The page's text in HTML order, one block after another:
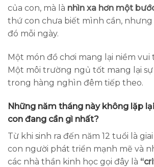
của con, mà là nhìn xa hơn một
thứ con chưa biết mình cần,
đó mỗi ngày.
Một món đồ chơi mang lại niềm vui
Một môi trường ngủ tốt mang lại
trong hàng nghìn đêm tiếp theo.
Những năm tháng này không lặp
con đang cần gì nhất?
Từ khi sinh ra đến năm 12 tuổi là
con người phát triển mạnh mẽ và
các nhà thần kinh học gọi đây là